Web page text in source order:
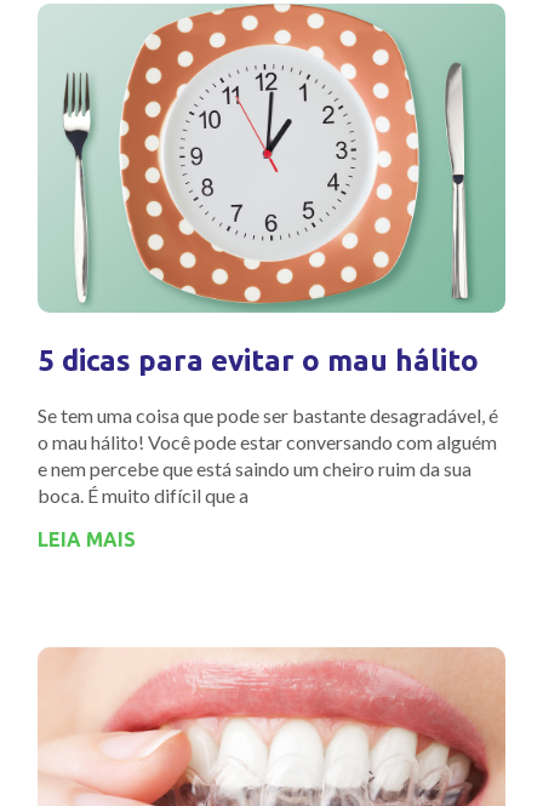
5 dicas para evitar o mau hálito
Se tem uma coisa que pode ser bastante desagradável, é
o mau hálito! Você pode estar conversando com alguém
e nem percebe que está saindo um cheiro ruim da sua
boca. É muito difícil que a
LEIA MAIS